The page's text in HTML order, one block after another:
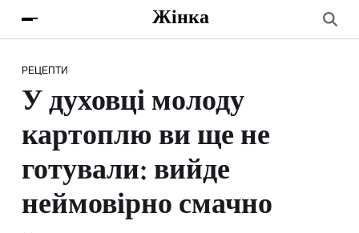
Жінка
РЕЦЕПТИ
У духовці молоду
картоплю ви ще не
готували: вийде
неймовірно смачно